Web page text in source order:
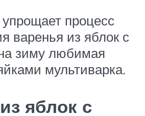
процесс
варенья из яблок с
зиму любимая
мультиварка.
яблок с